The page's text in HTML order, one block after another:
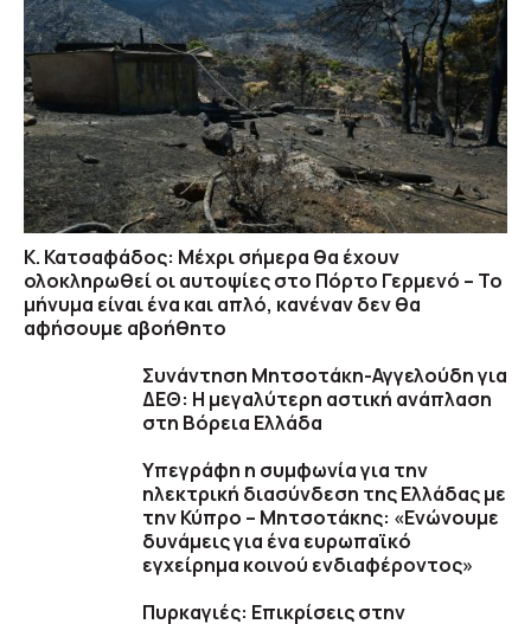
Κ. Κατσαφάδος: Μέχρι σήμερα θα έχουν
ολοκληρωθεί οι αυτοψίες στο Πόρτο Γερμενό – Το
μήνυμα είναι ένα και απλό, κανέναν δεν θα
αφήσουμε αβοήθητο
Συνάντηση Μητσοτάκη-Αγγελούδη για
ΔΕΘ: Η μεγαλύτερη αστική ανάπλαση
στη Βόρεια Ελλάδα
Υπεγράφη η συμφωνία για την
ηλεκτρική διασύνδεση της Ελλάδας με
την Κύπρο – Μητσοτάκης: «Ενώνουμε
δυνάμεις για ένα ευρωπαϊκό
εγχείρημα κοινού ενδιαφέροντος»
Πυρκαγιές: Επικρίσεις στην